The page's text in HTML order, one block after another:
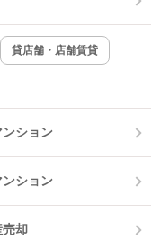
ンターネット無料
一覧に反映
貸店舗・店舗賃貸
ンション
ション
却